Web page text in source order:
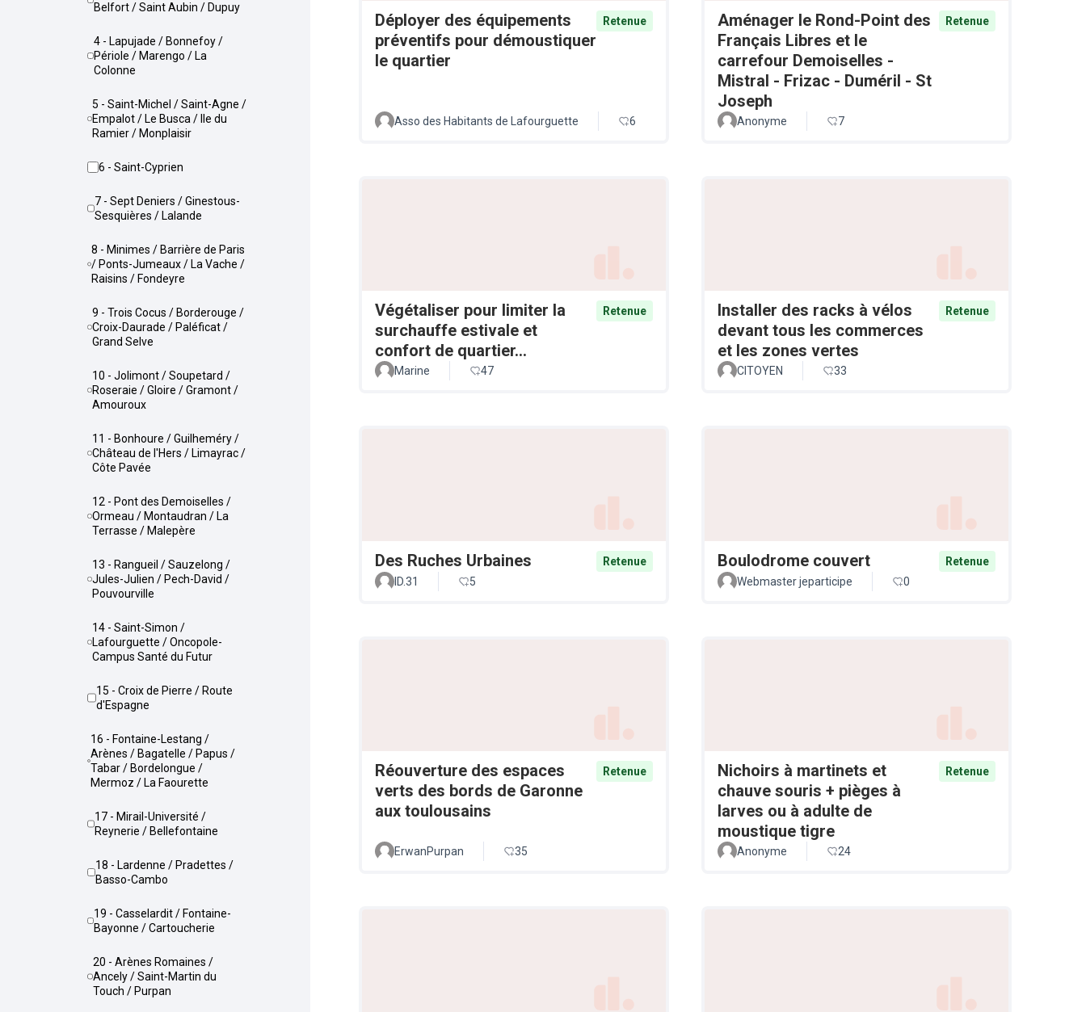
Belfort / Saint Aubin / Dupuy
4 - Lapujade / Bonnefoy /
Périole / Marengo / La
Colonne
5 - Saint-Michel / Saint-Agne /
Empalot / Le Busca / Ile du
Ramier / Monplaisir
6 - Saint-Cyprien
7 - Sept Deniers / Ginestous-
Sesquières / Lalande
8 - Minimes / Barrière de Paris
/ Ponts-Jumeaux / La Vache /
Raisins / Fondeyre
9 - Trois Cocus / Borderouge /
Croix-Daurade / Paléficat /
Grand Selve
10 - Jolimont / Soupetard /
Roseraie / Gloire / Gramont /
Amouroux
11 - Bonhoure / Guilheméry /
Château de l'Hers / Limayrac /
Côte Pavée
12 - Pont des Demoiselles /
Ormeau / Montaudran / La
Terrasse / Malepère
13 - Rangueil / Sauzelong /
Jules-Julien / Pech-David /
Pouvourville
14 - Saint-Simon /
Lafourguette / Oncopole-
Campus Santé du Futur
15 - Croix de Pierre / Route
d'Espagne
16 - Fontaine-Lestang /
Arènes / Bagatelle / Papus /
Tabar / Bordelongue /
Mermoz / La Faourette
17 - Mirail-Université /
Reynerie / Bellefontaine
18 - Lardenne / Pradettes /
Basso-Cambo
19 - Casselardit / Fontaine-
Bayonne / Cartoucherie
20 - Arènes Romaines /
Ancely / Saint-Martin du
Touch / Purpan
Déployer des équipements
préventifs pour démoustiquer
le quartier
Retenue
Asso des Habitants de Lafourguette 6
Aménager le Rond-Point des
Français Libres et le
carrefour Demoiselles -
Mistral - Frizac - Duméril - St
Joseph
Retenue
Anonyme 7
Végétaliser pour limiter la
surchauffe estivale et
confort de quartier...
Retenue
Marine 47
Installer des racks à vélos
devant tous les commerces
et les zones vertes
Retenue
CITOYEN 33
Des Ruches Urbaines
Retenue
ID.31
5
Boulodrome couvert
Retenue
Webmaster jeparticipe
0
Réouverture des espaces
verts des bords de Garonne
aux toulousains
Retenue
ErwanPurpan 35
Nichoirs à martinets et
chauve souris + pièges à
larves ou à adulte de
moustique tigre
Retenue
Anonyme 24